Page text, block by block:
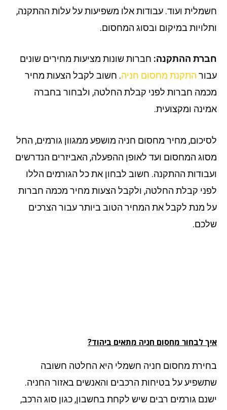
ועוד. עבודות אלו משפיעות על עלות ההתקנה,
במיקום ובסוג המחסום.
ההתקנה:חברות שונות מציעות מחירים שונים
התקנת מחסום חניה . חשוב לקבל הצעות מחיר
חברות לפני קבלת החלטה, ולבחור בחברה
ומקצועית.
מחיר מחסום חניה מושפע ממגוון גורמים, החל
המחסום ועד לאופן ההפעלה, האביזרים הנדרשים
ההתקנה. חשוב לבחון את כל הגורמים הללו
קבלת החלטה, ולקבל הצעות מחיר מכמה חברות
מנת לקבל את המחיר הטוב ביותר עבור הצרכים
לבחור מחסום חניה מתאים ביהוד?
מחסום חניה חשמלי היא החלטה חשובה
על בטיחות הרכבים והאנשים באזור החניה.
גורמים רבים שיש לקחת בחשבון, כגון סוג הרכב,